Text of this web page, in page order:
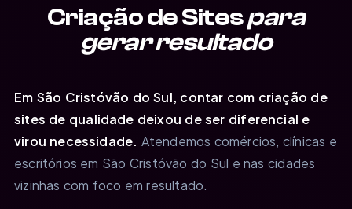
Criação de Sitespara
gerar resultado
Em São Cristóvão do Sul, contar com criação de
sites de qualidade deixou de ser diferencial e
virou necessidade. Atendemos comércios, clínicas e
escritórios em São Cristóvão do Sul e nas cidades
vizinhas com foco em resultado.